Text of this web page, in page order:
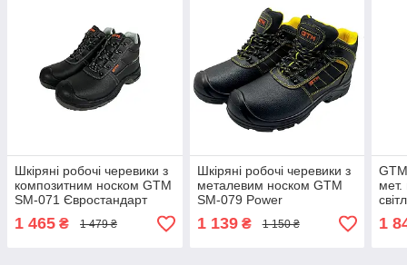
Шкіряні робочі черевики з
композитним носком GTM
SM-071 Євростандарт
р.43
1 465 ₴ 1 479 ₴
Шкіряні робочі черевики з
металевим носком GTM
SM-079 Power
Євростандарт р. 43
1 139₴ 1 150 ₴
мет.
1